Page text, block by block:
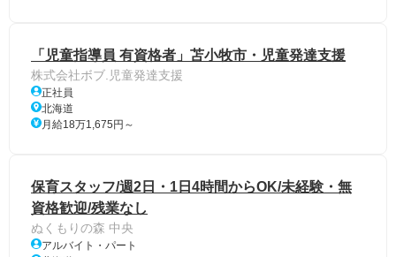
「児童指導員 有資格者」苫小牧市・児童発達支援
株式会社ボブ.児童発達支援
正社員
北海道
月給18万1,675円～
保育スタッフ/週2日・1日4時間からOK/未経験・無
資格歓迎/残業なし
ぬくもりの森 中央
アルバイト・パート